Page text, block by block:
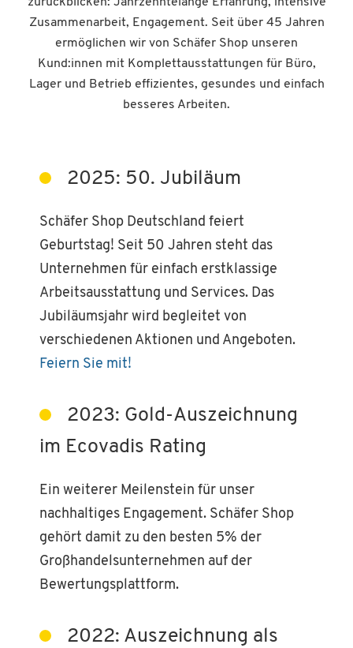
Zusammenarbeit, Engagement. Seit über 45 Jahren
ermöglichen wir von Schäfer Shop unseren
Kund:innen mit Komplettausstattungen für Büro,
Lager und Betrieb effizientes, gesundes und einfach
besseres Arbeiten.
2025: 50. Jubiläum
Schäfer Shop Deutschland feiert
Geburtstag! Seit 50 Jahren steht das
Unternehmen für einfach erstklassige
Arbeitsausstattung und Services. Das
Jubiläumsjahr wird begleitet von
verschiedenen Aktionen und Angeboten.
Feiern Sie mit!
2023: Gold-Auszeichnung
im Ecovadis Rating
Ein weiterer Meilenstein für unser
nachhaltiges Engagement. Schäfer Shop
gehört damit zu den besten 5% der
Großhandelsunternehmen auf der
Bewertungsplattform.
2022: Auszeichnung als